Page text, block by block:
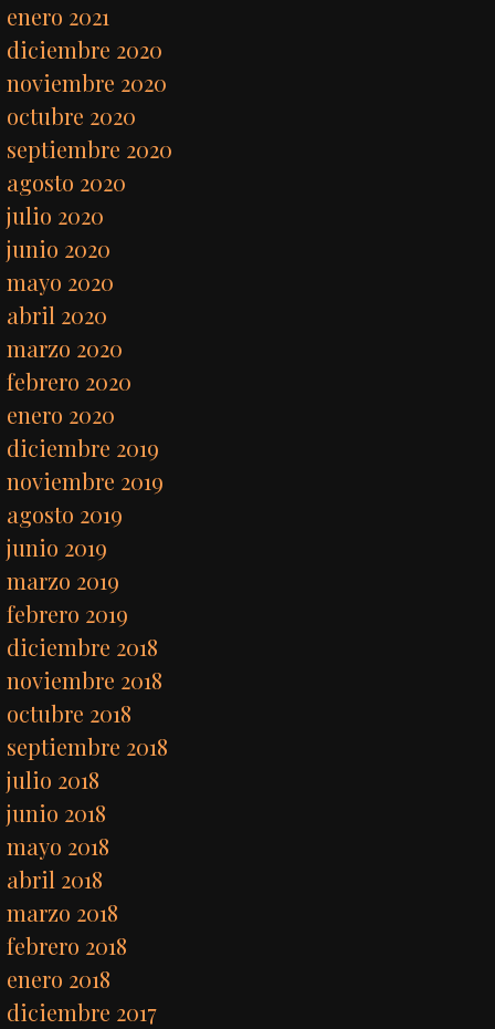
enero 2021
diciembre 2020
noviembre 2020
octubre 2020
septiembre 2020
agosto 2020
julio 2020
junio 2020
mayo 2020
abril 2020
marzo 2020
febrero 2020
enero 2020
diciembre 2019
noviembre 2019
agosto 2019
junio 2019
marzo 2019
febrero 2019
diciembre 2018
noviembre 2018
octubre 2018
septiembre 2018
julio 2018
junio 2018
mayo 2018
abril 2018
marzo 2018
febrero 2018
enero 2018
diciembre 2017